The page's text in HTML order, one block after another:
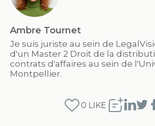
Ambre Tournet
Je suis juriste au sein de
d'un Master 2 Droit de la
contrats d'affaires au sein de
Montpellier.
0 LIKE